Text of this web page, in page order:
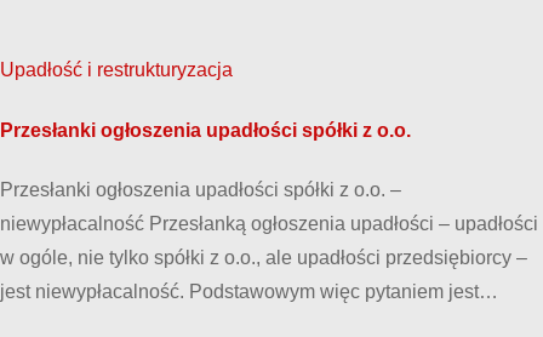
Upadłość i restrukturyzacja
Przesłanki ogłoszenia upadłości spółki z o.o.
Przesłanki ogłoszenia upadłości spółki z o.o. –
niewypłacalność Przesłanką ogłoszenia upadłości – upadłości
w ogóle, nie tylko spółki z o.o., ale upadłości przedsiębiorcy –
jest niewypłacalność. Podstawowym więc pytaniem jest…